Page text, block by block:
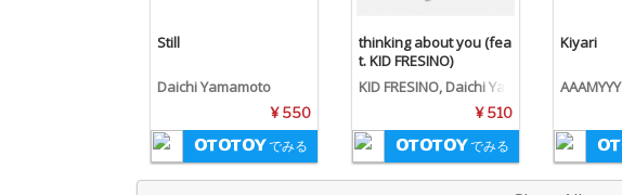
Still
Daichi Yamamoto
¥ 550
でみる
thinking about you (fea
t. KID FRESINO)
KID FRESINO, Daichi Ya
¥ 510
でみる
Kiyari
AAAMYYY